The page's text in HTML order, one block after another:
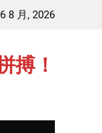
赵老师，毕业
8 月, 2026
搏！